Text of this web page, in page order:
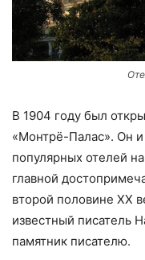
В 1904 году был
«Монтрё-Палас». Он
популярных отелей
главной
второй половине ХХ
известный писатель
памятник писателю.